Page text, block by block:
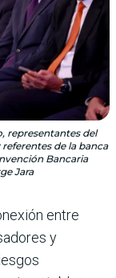
representantes del
de la banca
Bancaria
Jara
entre
y